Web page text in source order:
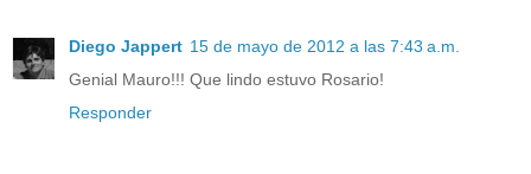
Diego Jappert 15 de mayo de 2012 a las 7:43 a.m.
Genial Mauro!!! Que lindo estuvo Rosario!
Responder